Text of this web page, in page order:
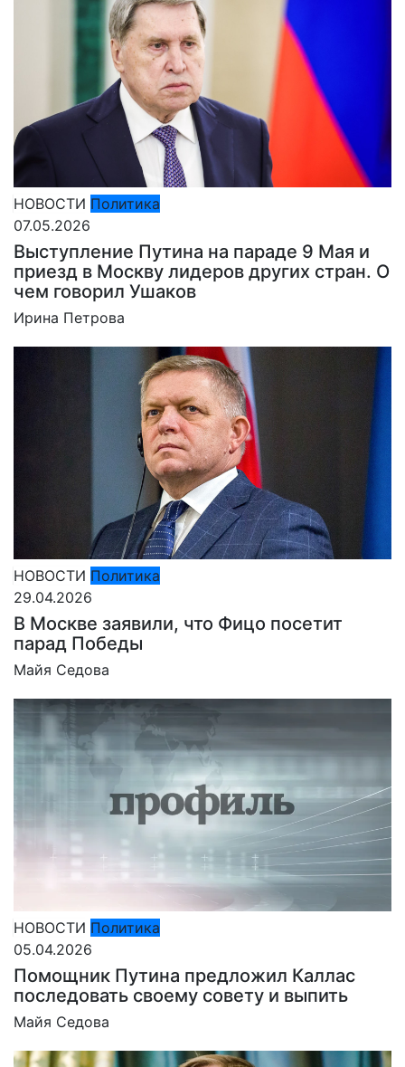
НОВОСТИ Политика
07.05.2026
Выступление Путина на параде 9 Мая и
приезд в Москву лидеров других стран. О
чем говорил Ушаков
Ирина Петрова
НОВОСТИ Политика
29.04.2026
В Москве заявили, что Фицо посетит
парад Победы
Майя Седова
НОВОСТИ Политика
05.04.2026
Помощник Путина предложил Каллас
последовать своему совету и выпить
Майя Седова